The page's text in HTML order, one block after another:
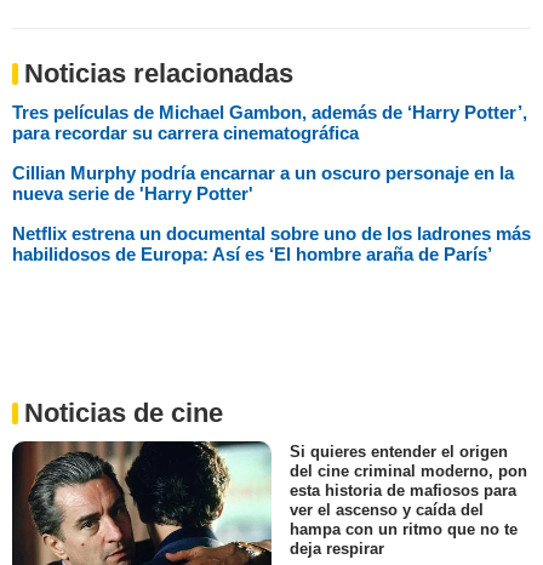
Noticias relacionadas
Tres películas de Michael Gambon, además de ‘Harry Potter’,
para recordar su carrera cinematográfica
Cillian Murphy podría encarnar a un oscuro personaje en la
nueva serie de 'Harry Potter'
Netflix estrena un documental sobre uno de los ladrones más
habilidosos de Europa: Así es ‘El hombre araña de París’
Noticias de cine
Si quieres entender el origen
del cine criminal moderno, pon
esta historia de mafiosos para
ver el ascenso y caída del
hampa con un ritmo que no te
deja respirar